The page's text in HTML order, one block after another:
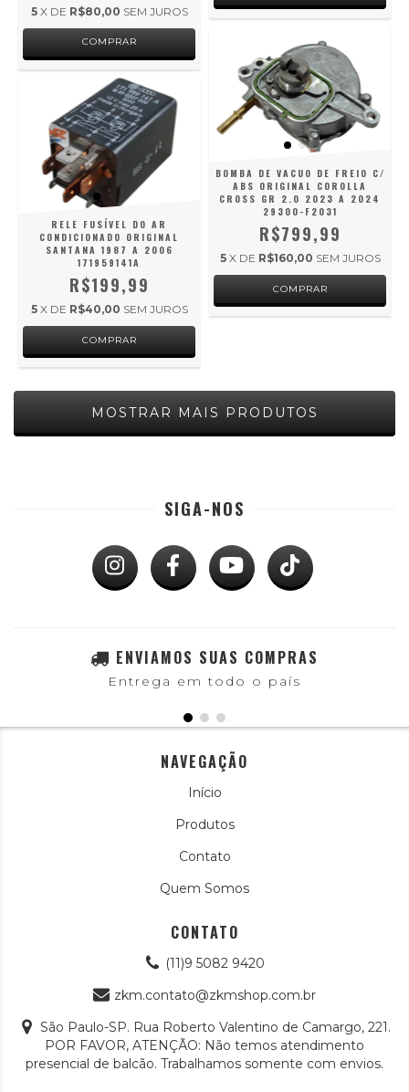
5 X DE R$80,00 SEM JUROS
RELE FUSÍVEL DO AR
CONDICIONADO ORIGINAL
SANTANA 1987 A 2006
171959141A
R$199,99
5 X DE R$40,00 SEM JUROS
BOMBA DE VACUO DE FREIO C/
ABS ORIGINAL COROLLA
CROSS GR 2.0 2023 A 2024
29300-F2031
R$799,99
5 X DE R$160,00 SEM JUROS
MOSTRAR MAIS PRODUTOS
SIGA-NOS
ENVIAMOS SUAS COMPRAS
Entrega em todo o país
NAVEGAÇÃO
Início
Produtos
Contato
Quem Somos
CONTATO
(11)9 5082 9420
zkm.contato@zkmshop.com.br
São Paulo-SP. Rua Roberto Valentino de Camargo, 221.
POR FAVOR, ATENÇÃO: Não temos atendimento
presencial de balcão. Trabalhamos somente com envios.